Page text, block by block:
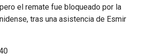
el remate fue bloqueado por la
tras una asistencia de Esmir